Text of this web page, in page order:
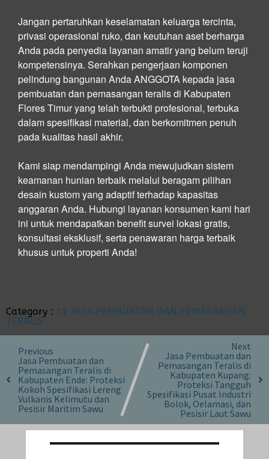
Jangan pertaruhkan keselamatan keluarga tercinta,
privasi operasional ruko, dan keutuhan aset berharga
Anda pada penyedia layanan amatir yang belum teruji
kompetensinya. Serahkan pengerjaan komponen
pelindung bangunan Anda ANGGOTA kepada jasa
pembuatan dan pemasangan teralis di Kabupaten
Flores Timur yang telah terbukti profesional, terbuka
dalam spesifikasi material, dan berkomitmen penuh
pada kualitas hasil akhir.
Kami siap mendampingi Anda mewujudkan sistem
keamanan hunian terbaik melalui beragam pilihan
desain kustom yang adaptif terhadap kapasitas
anggaran Anda. Hubungi layanan konsumen kami hari
ini untuk mendapatkan benefit survei lokasi gratis,
konsultasi eksklusif, serta penawaran harga terbaik
khusus untuk properti Anda!
Category : 11 JASA PEMBUATAN DAN PEMASANGAN
TERALIS
Previous
Jasa Pembuatan dan
Pemasangan Teralis di
Kabupaten Ende: Proteksi
Kokoh Spesifikasi Lereng
Vulkanis Kelimutu dan
Pesisir Maritim Sawu
Next
Jasa Pembuatan dan
Pemasangan Teralis di
Kabupaten Kupang:
Proteksi Tangguh
Spesifikasi Pusat Industri
Bolok, Oelamasi, dan
Pesisir Laut Sawu